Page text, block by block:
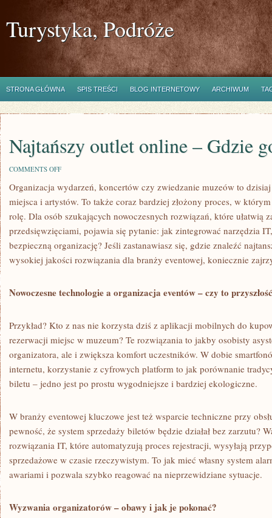
Turystyka, Podróże
STRONA GŁÓWNA SPIS TREŚCI BLOG INTERNETOWY ARCHIWUM
Najtańszy outlet online – Gdzie
COMMENTS OFFON
OUTLET
ONLINE
–
GDZIE
ZNALEŹĆ?
Organizacja wydarzeń, koncertów czy zwiedzanie muzeów to
miejsca i artystów. To także coraz bardziej złożony proces, w
rolę. Dla osób szukających nowoczesnych rozwiązań, które ułatwią
przedsięwzięciami, pojawia się pytanie: jak zintegrować narzędzia
bezpieczną organizację? Jeśli zastanawiasz się, gdzie znaleźć
wysokiej jakości rozwiązania dla branży eventowej, koniecznie
Nowoczesne technologie a organizacja eventów – czy to
Przykład? Kto z nas nie korzysta dziś z aplikacji mobilnych do
rezerwacji miejsc w muzeum? Te rozwiązania to jakby osobisty
organizatora, ale i zwiększa komfort uczestników. W dobie
internetu, korzystanie z cyfrowych platform to jak porównanie
biletu – jedno jest po prostu wygodniejsze i bardziej ekologiczne.
W branży eventowej kluczowe jest też wsparcie techniczne przy
pewność, że system sprzedaży biletów będzie działał bez zarzutu?
rozwiązania IT, które automatyzują proces rejestracji, wysyłają
sprzedażowe w czasie rzeczywistym. To jak mieć własny system
awariami i pozwala szybko reagować na nieprzewidziane sytuacje.
Wyzwania organizatorów – obawy i jak je pokonać?